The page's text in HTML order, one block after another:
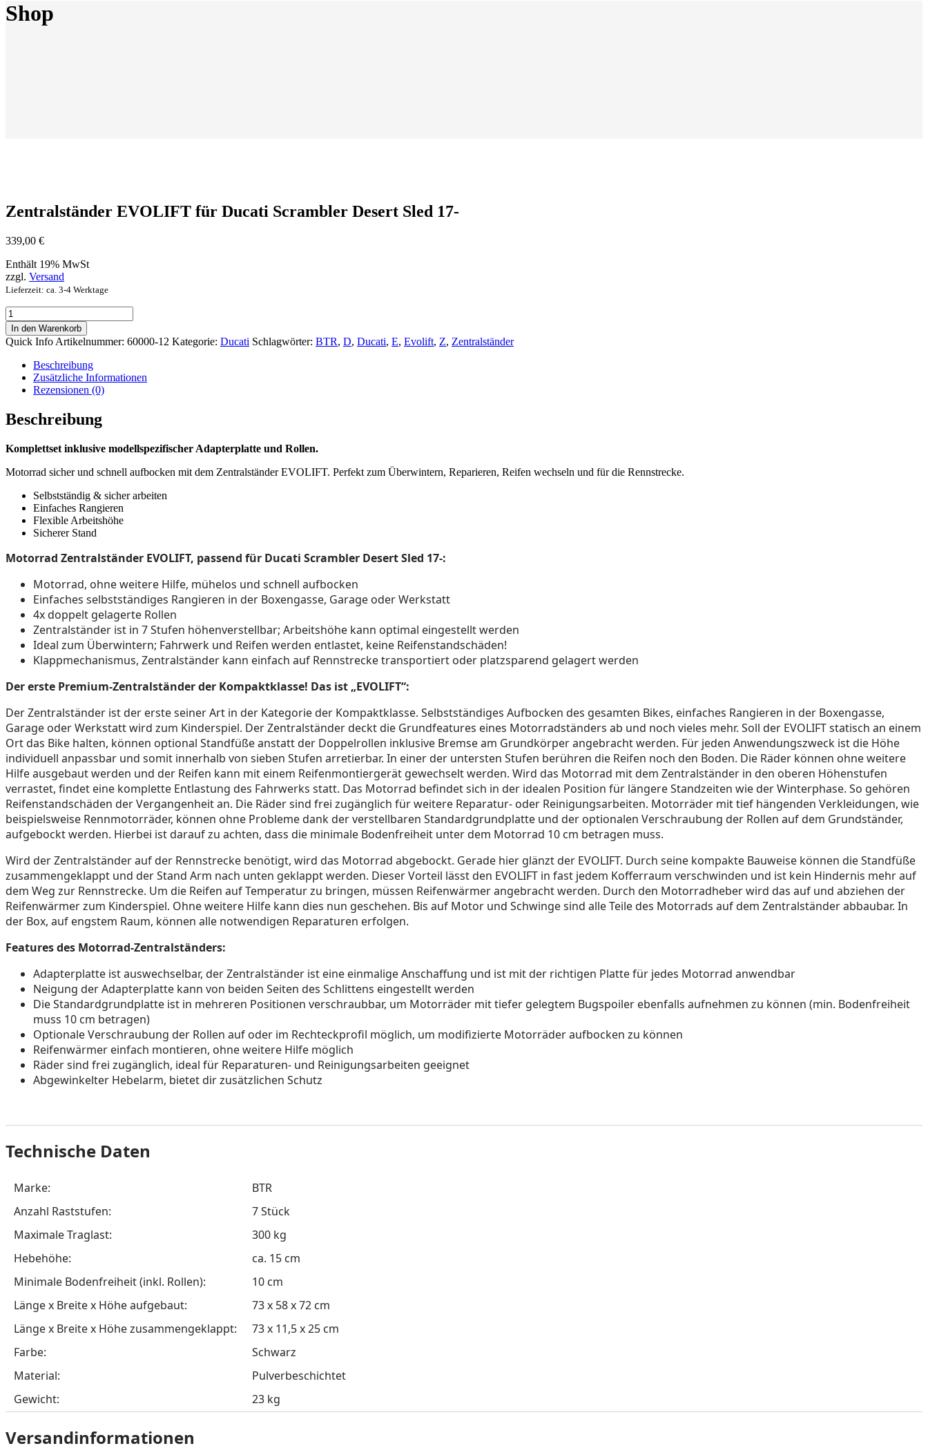
Shop
Zentralständer EVOLIFT für Ducati Scrambler Desert Sled 17-
339,00 €
Enthält 19% MwSt
zzgl. Versand
Lieferzeit: ca. 3-4 Werktage
Zentralständer
EVOLIFT
für
Ducati
Scrambler
Desert
Sled
Menge
In den Warenkorb
Quick Info Artikelnummer: 60000-12 Kategorie: Ducati Schlagwörter: BTR, D, Ducati, E, Evolift, Z, Zentralständer
Beschreibung
Zusätzliche Informationen
Rezensionen (0)
Beschreibung
Komplettset inklusive modellspezifischer Adapterplatte und Rollen.
Motorrad sicher und schnell aufbocken mit dem Zentralständer EVOLIFT. Perfekt zum Überwintern, Reparieren, Reifen wechseln und für die Rennstrecke.
Selbstständig & sicher arbeiten
Einfaches Rangieren
Flexible Arbeitshöhe
Sicherer Stand
Motorrad Zentralständer EVOLIFT, passend für Ducati Scrambler Desert Sled 17-:
Motorrad, ohne weitere Hilfe, mühelos und schnell aufbocken
Einfaches selbstständiges Rangieren in der Boxengasse, Garage oder Werkstatt
4x doppelt gelagerte Rollen
Zentralständer ist in 7 Stufen höhenverstellbar; Arbeitshöhe kann optimal eingestellt werden
Ideal zum Überwintern; Fahrwerk und Reifen werden entlastet, keine Reifenstandschäden!
Klappmechanismus, Zentralständer kann einfach auf Rennstrecke transportiert oder platzsparend gelagert werden
Der erste Premium-Zentralständer der Kompaktklasse! Das ist „EVOLIFT“:
Der Zentralständer ist der erste seiner Art in der Kategorie der Kompaktklasse. Selbstständiges Aufbocken des gesamten Bikes, einfaches Rangieren in der Boxengasse,
Garage oder Werkstatt wird zum Kinderspiel. Der Zentralständer deckt die Grundfeatures eines Motorradständers ab und noch vieles mehr. Soll der EVOLIFT statisch an einem
Ort das Bike halten, können optional Standfüße anstatt der Doppelrollen inklusive Bremse am Grundkörper angebracht werden. Für jeden Anwendungszweck ist die Höhe
individuell anpassbar und somit innerhalb von sieben Stufen arretierbar. In einer der untersten Stufen berühren die Reifen noch den Boden. Die Räder können ohne weitere
Hilfe ausgebaut werden und der Reifen kann mit einem Reifenmontiergerät gewechselt werden. Wird das Motorrad mit dem Zentralständer in den oberen Höhenstufen
verrastet, findet eine komplette Entlastung des Fahrwerks statt. Das Motorrad befindet sich in der idealen Position für längere Standzeiten wie der Winterphase. So gehören
Reifenstandschäden der Vergangenheit an. Die Räder sind frei zugänglich für weitere Reparatur- oder Reinigungsarbeiten. Motorräder mit tief hängenden Verkleidungen, wie
beispielsweise Rennmotorräder, können ohne Probleme dank der verstellbaren Standardgrundplatte und der optionalen Verschraubung der Rollen auf dem Grundständer,
aufgebockt werden. Hierbei ist darauf zu achten, dass die minimale Bodenfreiheit unter dem Motorrad 10 cm betragen muss.
Wird der Zentralständer auf der Rennstrecke benötigt, wird das Motorrad abgebockt. Gerade hier glänzt der EVOLIFT. Durch seine kompakte Bauweise können die Standfüße
zusammengeklappt und der Stand Arm nach unten geklappt werden. Dieser Vorteil lässt den EVOLIFT in fast jedem Kofferraum verschwinden und ist kein Hindernis mehr auf
dem Weg zur Rennstrecke. Um die Reifen auf Temperatur zu bringen, müssen Reifenwärmer angebracht werden. Durch den Motorradheber wird das auf und abziehen der
Reifenwärmer zum Kinderspiel. Ohne weitere Hilfe kann dies nun geschehen. Bis auf Motor und Schwinge sind alle Teile des Motorrads auf dem Zentralständer abbaubar. In
der Box, auf engstem Raum, können alle notwendigen Reparaturen erfolgen.
Features des Motorrad-Zentralständers:
Adapterplatte ist auswechselbar, der Zentralständer ist eine einmalige Anschaffung und ist mit der richtigen Platte für jedes Motorrad anwendbar
Neigung der Adapterplatte kann von beiden Seiten des Schlittens eingestellt werden
Die Standardgrundplatte ist in mehreren Positionen verschraubbar, um Motorräder mit tiefer gelegtem Bugspoiler ebenfalls aufnehmen zu können (min. Bodenfreiheit
muss 10 cm betragen)
Optionale Verschraubung der Rollen auf oder im Rechteckprofil möglich, um modifizierte Motorräder aufbocken zu können
Reifenwärmer einfach montieren, ohne weitere Hilfe möglich
Räder sind frei zugänglich, ideal für Reparaturen- und Reinigungsarbeiten geeignet
Abgewinkelter Hebelarm, bietet dir zusätzlichen Schutz
Technische Daten
Marke:
BTR
Anzahl Raststufen:
7 Stück
Maximale Traglast:
300 kg
Hebehöhe:
ca. 15 cm
Minimale Bodenfreiheit (inkl. Rollen):
10 cm
Länge x Breite x Höhe aufgebaut:
73 x 58 x 72 cm
Länge x Breite x Höhe zusammengeklappt:
73 x 11,5 x 25 cm
Farbe:
Schwarz
Material:
Pulverbeschichtet
Gewicht:
23 kg
Versandinformationen